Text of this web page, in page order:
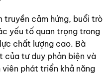
truyền cảm hứng, buổi trò
yếu tố quan trọng trong
chất lượng cao. Bà
của tư duy phản biện và
viên phát triển khả năng